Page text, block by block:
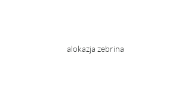
alokazja zebrina